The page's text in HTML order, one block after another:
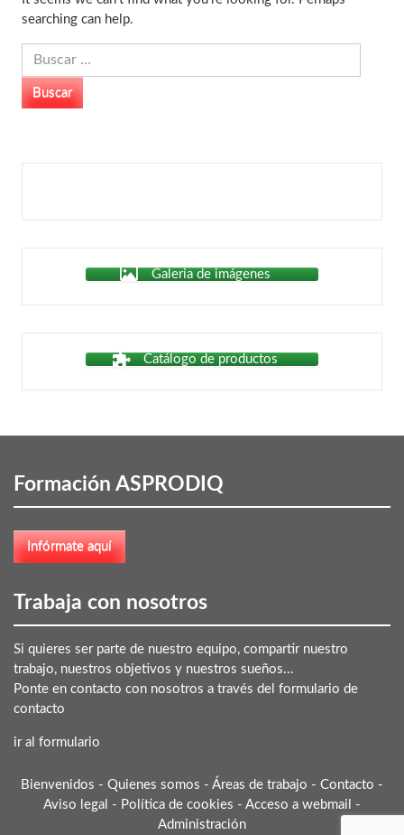
searching can help.
Buscar:
Galeria de imágenes
Catálogo de productos
Formación ASPRODIQ
Trabaja con nosotros
Si quieres ser parte de nuestro equipo, compartir nuestro
trabajo, nuestros objetivos y nuestros sueños...
Ponte en contacto con nosotros a través del formulario de
contacto
ir al formulario
Bienvenidos - Quienes somos - Áreas de trabajo - Contacto -
Aviso legal - Política de cookies - Acceso a webmail
-
Administración